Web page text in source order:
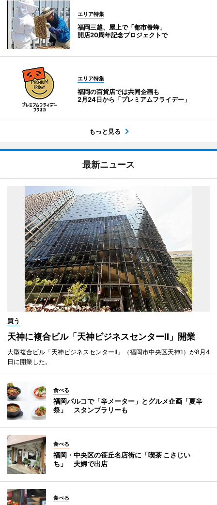
エリア特集
福岡三越、屋上で「都市養蜂」
開店20周年記念プロジェクトで
エリア特集
福岡の百貨店では共同企画も
2月24日から「プレミアムフライデー」
もっと見る
最新ニュース
買う
天神に複合ビル「天神ビジネスセンターII」開業
大型複合ビル「天神ビジネスセンターII」（福岡市中央区天神1）が8月4
日に開業した。
食べる
福岡パルコで「辛メーター」とグルメ企画「夏辛
祭」 スタンプラリーも
食べる
福岡・中央区の笹丘名店街に「喫茶 こさじい
ち」 夫婦で出店
食べる